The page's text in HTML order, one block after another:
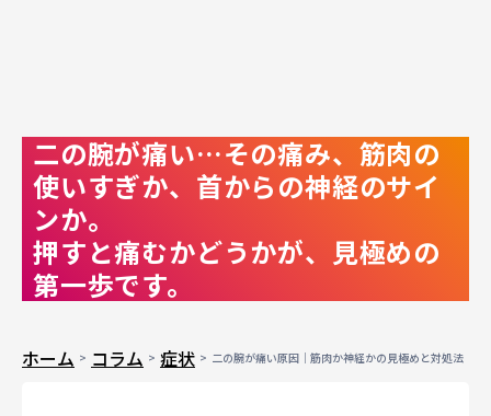
二の腕が痛い…その痛み、筋肉の
使いすぎか、首からの神経のサイ
ンか。
押すと痛むかどうかが、見極めの
第一歩です。
ホーム コラム 症状 二の腕が痛い原因｜筋肉か神経かの見極めと対処法